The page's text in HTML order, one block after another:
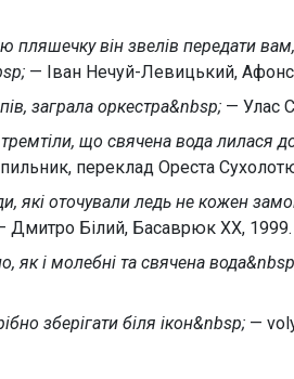
пляшечку він звелів передати
— Іван Нечуй-Левицький,
заграла оркестра&nbsp; — Улас
тремтіли, що свячена вода лилася
переклад Ореста
які оточували ледь не кожен
Дмитро Білий, Басаврюк ХХ, 1999.
як і молебні та свячена
зберігати біля ікон&nbsp; —